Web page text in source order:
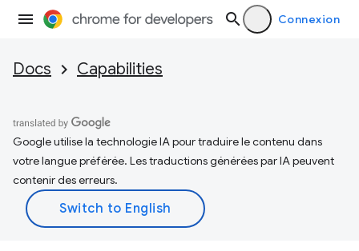
Connexion
Docs Capabilities
Google utilise la technologie IA pour traduire le contenu dans
votre langue préférée. Les traductions générées par IA peuvent
contenir des erreurs.